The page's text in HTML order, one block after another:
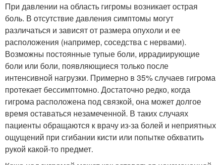
При давлении на область гигромы возникает острая
боль. В отсутствие давления симптомы могут
различаться и зависят от размера опухоли и ее
расположения (например, соседства с нервами).
Возможны постоянные тупые боли, иррадиирующие
боли или боли, появляющиеся только после
интенсивной нагрузки. Примерно в 35% случаев гигрома
протекает бессимптомно. Достаточно редко, когда
гигрома расположена под связкой, она может долгое
время оставаться незамеченной. В таких случаях
пациенты обращаются к врачу из-за болей и неприятных
ощущений при сгибании кисти или попытке обхватить
рукой какой-то предмет.